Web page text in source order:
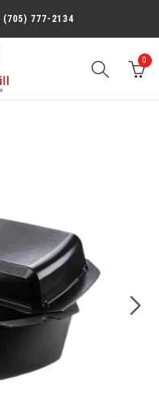
777-2134
0